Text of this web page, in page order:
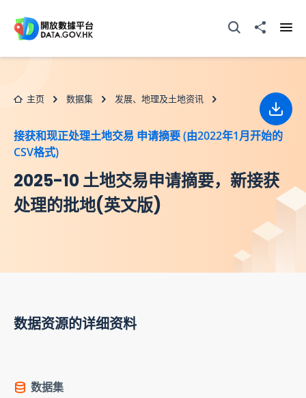
打开搜寻器分享至
主页 数据集 发展、地理及土地资讯
接获和现正处理土地交易 申请摘要 (由2022年1月开始的
CSV格式)
2025-10 土地交易申请摘要，新接获
处理的批地(英文版)
下载
数据资源的详细资料
数据集